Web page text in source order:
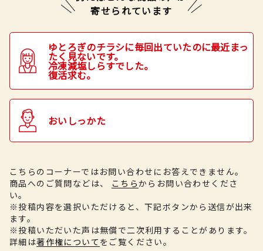
寄せられています
ゆとろぎのチラシに毎回出ていたのに最近まっ
たく見ないです。
冷凍減塩しらすでした。
復活求む。
おいしっかた
こちらのコーナーではお問い合わせにお答えできません。
商品へのご質問などは、
こちらからお問い合わせくださ
い。
※投稿内容を選択いただけると、下記ボタンから送信が出来
ます。
※投稿いただいた声は無償で二次利用することがあります。
詳細は著作権について をご覧ください。